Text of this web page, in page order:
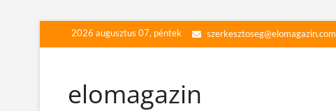
2026 augusztus 07, péntek szerkesztoseg@elomagazin.com
elomagazin